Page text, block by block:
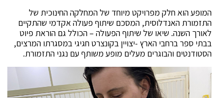
המופע הוא חלק מפרויקט מיוחד של המחלקה החינוכית של
התזמורת האנדלוסית, המסכם שיתוף פעולה אקדמי שהתקיים
לאורך השנה. שיאו של שיתוף הפעולה – הכולל גם הוראת פיוט
בבתי ספר ברחבי הארץ -יצויין בקונצרט חגיגי במסגרתו המרצים,
הסטודנטים והבוגרים מעלים מופע משותף עם נגני התזמורת.